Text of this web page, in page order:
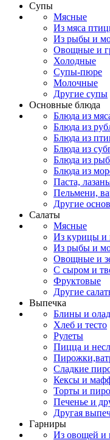
Супы
Мясные
Из мяса
Из рыбы и
Овощные и
Холодные
Супы-пюре
Молочные
Другие супы
Основные блюда
Блюда из
Блюда из
Блюда из
Блюда из
Блюда из
Блюда из
Паста,
Пельмени,
Другие
Салаты
Мясные
Из курицы и
Из рыбы и
Овощные и
С сыром и
Фруктовые
Другие
Выпечка
Блины и
Хлеб и тесто
Рулеты
Пицца и
Сладкие
Кексы и
Торты и
Печенье и
Другая
Гарниры
Из овощей и